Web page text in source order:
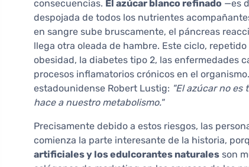
consecuencias. El azúcar blanco refinado —es
despojada de todos los nutrientes
en sangre sube bruscamente, el páncreas
llega otra oleada de hambre. Este ciclo,
obesidad, la diabetes tipo 2, las enfermedades
procesos inflamatorios crónicos en el
estadounidense Robert Lustig: "El azúcar no es
hace a nuestro metabolismo."
Precisamente debido a estos riesgos, las
comienza la parte interesante de la historia,
artificiales y los edulcorantes naturales son